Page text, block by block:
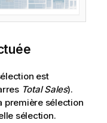
est
Total Sales).
première sélection
sélection.